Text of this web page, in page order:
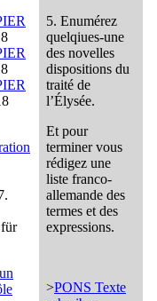
5. Enumérez
quelqiues-une
des novelles
dispositions du
traité de
l’Élysée.
Et pour
terminer vous
rédigez une
liste franco-
allemande des
termes et des
expressions.
>PONS Texte